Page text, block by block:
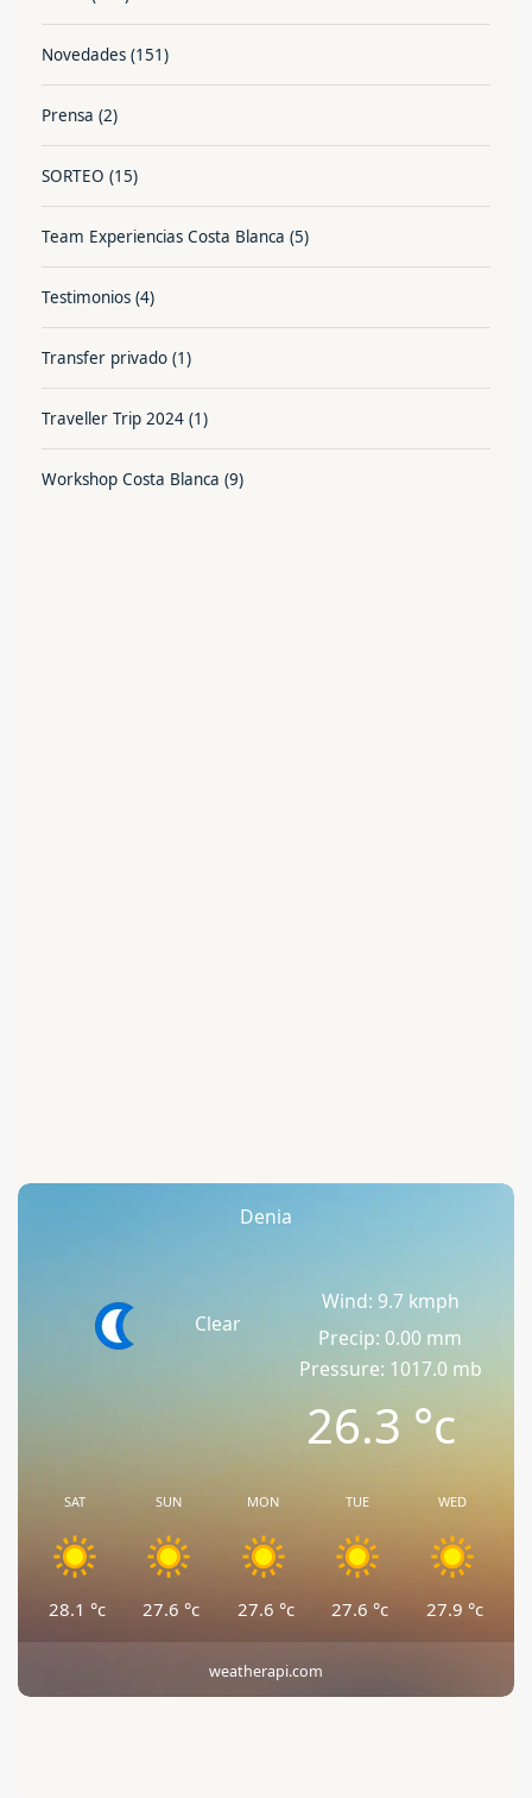
Novedades (151)
Prensa (2)
SORTEO (15)
Team Experiencias Costa Blanca (5)
Testimonios (4)
Transfer privado (1)
Traveller Trip 2024 (1)
Workshop Costa Blanca (9)
Denia
Clear
Wind: 9.7 kmph
Precip: 0.00 mm
Pressure: 1017.0 mb
26.3°c
SAT
28.1 °c
SUN
27.6 °c
MON
27.6 °c
TUE
27.6 °c
WED
27.9 °c
weatherapi.com